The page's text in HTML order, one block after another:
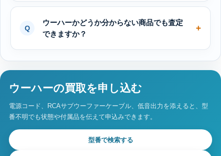
ウーハーかどうか分からない商品でも査定
できますか？
ウーハーの買取を申し込む
電源コード、RCAサブウーファーケーブル、低音出力を添えると、型
番不明でも状態や付属品を伝えて申込みできます。
型番で検索する